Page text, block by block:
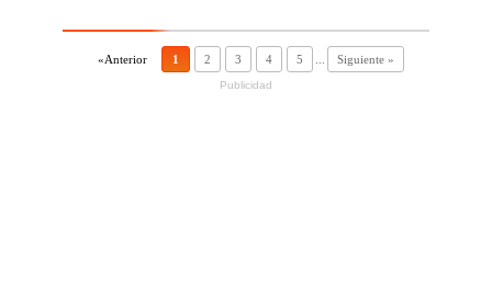
«Anterior 1 2 3 4 5 Siguiente »
Publicidad